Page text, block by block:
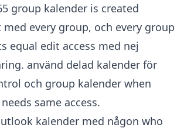
group kalender is created
every group, och every group
equal edit access med nej
använd delad kalender för
och group kalender when
same access.
kalender med någon who